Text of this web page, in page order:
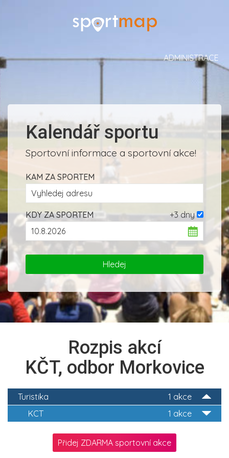
ADMINISTRACE
Kalendář sportu
Sportovní informace a sportovní akce!
KAM ZA SPORTEM
+3 dny
KDY ZA SPORTEM
Rozpis akcí
KČT, odbor Morkovice
1 akce
Turistika
1 akce
KCT
Přidej ZDARMA sportovní akce